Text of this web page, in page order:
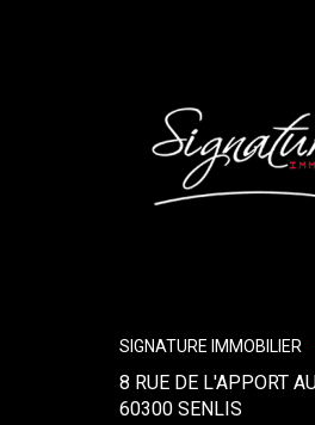
SIGNATURE IMMOBILIER
8 RUE DE L'APPORT
60300 SENLIS